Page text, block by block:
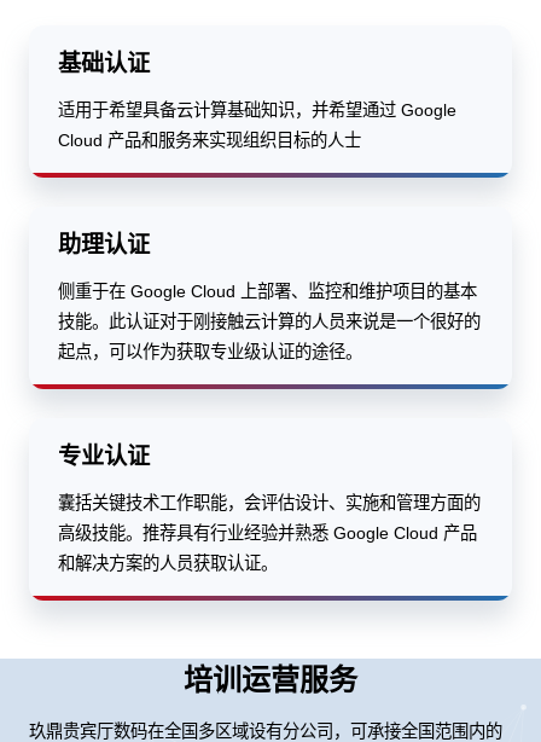
基础认证
适用于希望具备云计算基础知识，并希望通过 Google
Cloud 产品和服务来实现组织目标的人士
助理认证
侧重于在 Google Cloud 上部署、监控和维护项目的基本
技能。此认证对于刚接触云计算的人员来说是一个很好的
起点，可以作为获取专业级认证的途径。
专业认证
囊括关键技术工作职能，会评估设计、实施和管理方面的
高级技能。推荐具有行业经验并熟悉 Google Cloud 产品
和解决方案的人员获取认证。
培训运营服务
玖鼎贵宾厅数码在全国多区域设有分公司，可承接全国范围内的